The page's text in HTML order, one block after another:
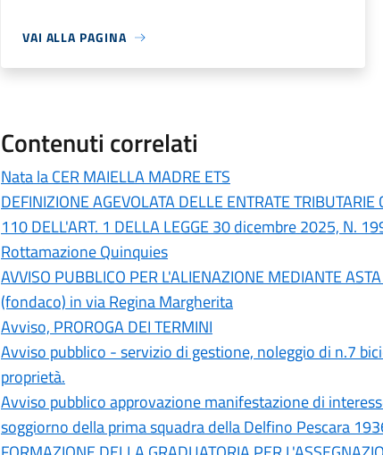
VAI ALLA PAGINA
Contenuti correlati
Nata la CER MAIELLA MADRE ETS
DEFINIZIONE AGEVOLATA DELLE ENTRATE
110 DELL'ART. 1 DELLA LEGGE 30 dicembre 2025, N.
Rottamazione Quinquies
AVVISO PUBBLICO PER L'ALIENAZIONE MEDIANTE
(fondaco) in via Regina Margherita
Avviso, PROROGA DEI TERMINI
Avviso pubblico - servizio di gestione, noleggio di n.7
proprietà.
Avviso pubblico approvazione manifestazione di
soggiorno della prima squadra della Delfino Pescara